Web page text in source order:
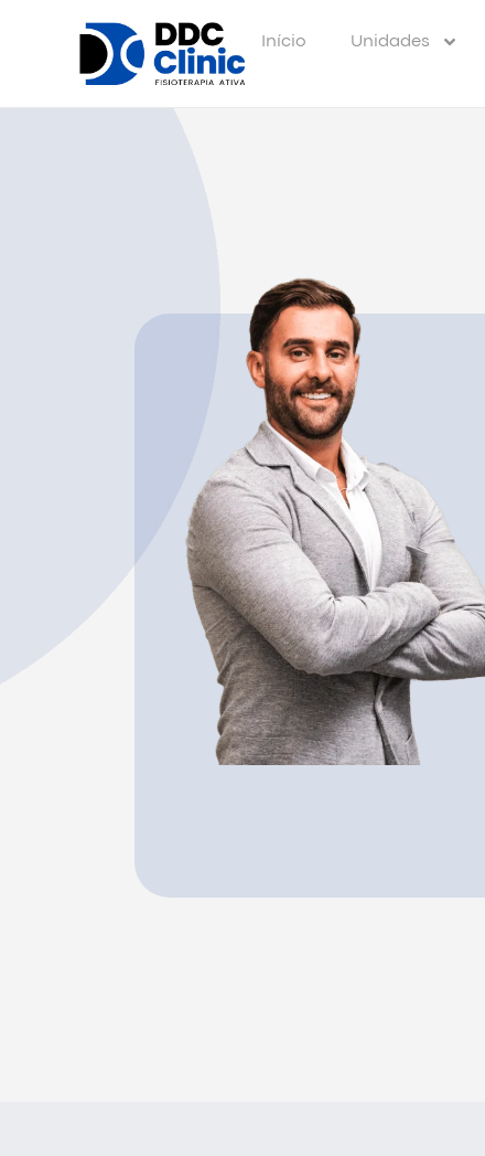
Início Unidades